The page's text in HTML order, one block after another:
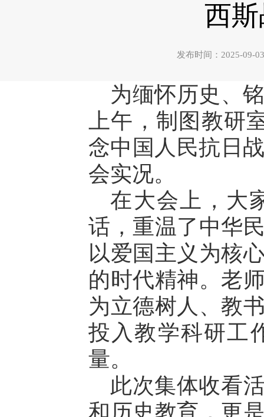
西
发布时间：2025-
为缅怀历史、
上午，制图教研
念中国人民抗日
会实况。
在大会上，大
话，重温了中华
以爱国主义为核
的时代精神。老
为立德树人、教
投入教学科研工
量。
此次集体收看
和历史教育，更